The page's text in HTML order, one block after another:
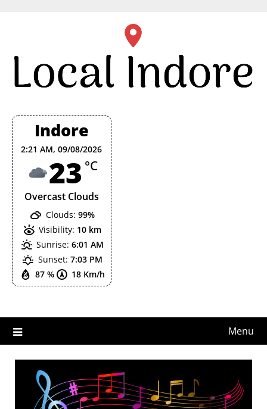
Indore
2:21 AM,09/08/2026
23 °C
Overcast Clouds
87 % 18 Km/h
Clouds: 99%
Visibility: 10 km
Sunrise: 6:01 AM
Sunset: 7:03 PM
Menu